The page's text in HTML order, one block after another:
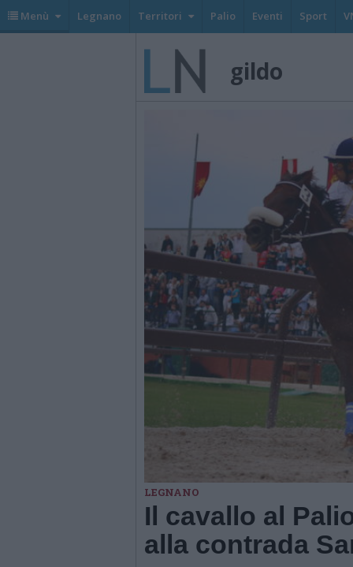
Menù Legnano Territori Palio Eventi Sport
gildo
LEGNANO
Il cavallo al
alla contrada